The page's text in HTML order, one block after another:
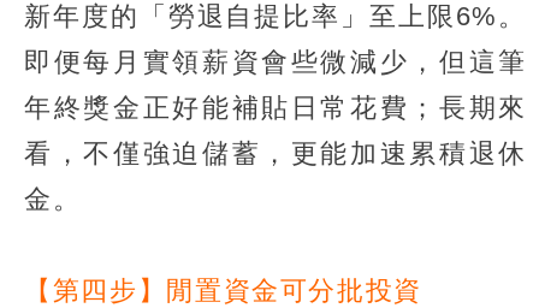
新年度的「勞退自提比率」至上限6%。
即便每月實領薪資會些微減少，但這筆
年終獎金正好能補貼日常花費；長期來
看，不僅強迫儲蓄，更能加速累積退休
金。
【第四步】閒置資金可分批投資